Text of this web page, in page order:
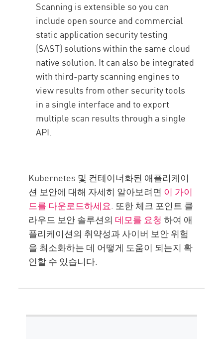
Scanning is extensible so you can
include open source and commercial
static application security testing
(SAST) solutions within the same cloud
native solution. It can also be integrated
with third-party scanning engines to
view results from other security tools
in a single interface and to export
multiple scan results through a single
API.
Kubernetes 및 컨테이너화된 애플리케이
션 보안에 대해 자세히 알아보려면 이 가이
드를 다운로드하세요. 또한 체크 포인트 클
라우드 보안 솔루션의 데모를 요청 하여 애
플리케이션의 취약성과 사이버 보안 위험
을 최소화하는 데 어떻게 도움이 되는지 확
인할 수 있습니다.